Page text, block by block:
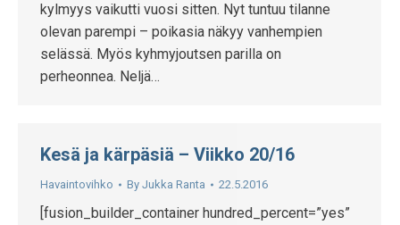
kylmyys vaikutti vuosi sitten. Nyt tuntuu tilanne
olevan parempi – poikasia näkyy vanhempien
selässä. Myös kyhmyjoutsen parilla on
perheonnea. Neljä…
Kesä ja kärpäsiä – Viikko 20/16
Havaintovihko By Jukka Ranta 22.5.2016
[fusion_builder_container hundred_percent=”yes”